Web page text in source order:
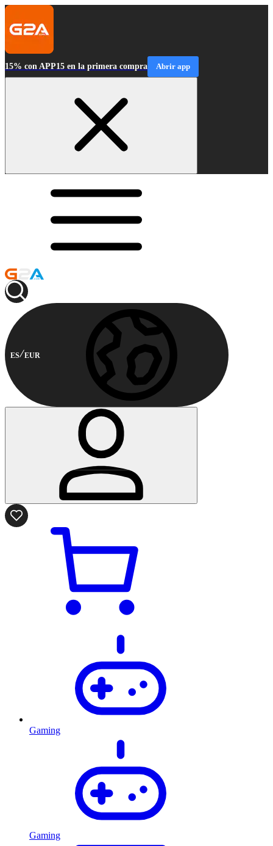
15% con APP15 en la primera compra Abrir app
ES EUR
Gaming
Gaming